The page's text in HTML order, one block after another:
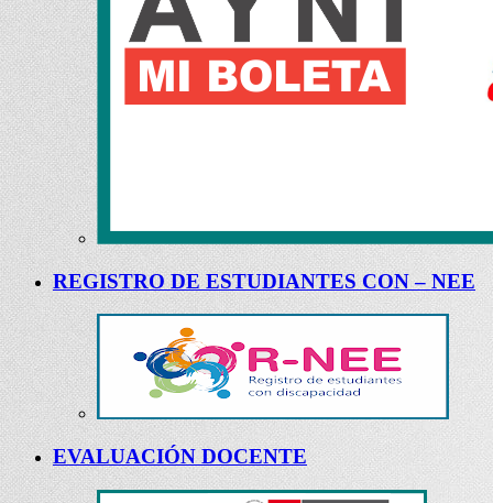
REGISTRO DE ESTUDIANTES CON – NEE
EVALUACIÓN DOCENTE